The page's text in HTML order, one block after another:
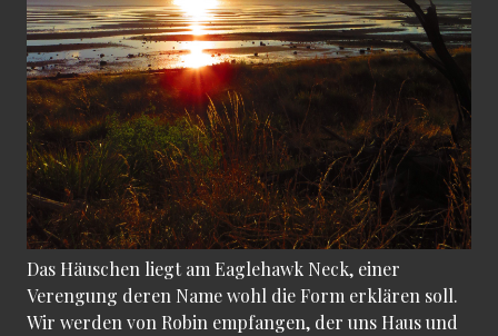
Das Häuschen liegt am Eaglehawk Neck, einer
Verengung deren Name wohl die Form erklären soll.
Wir werden von Robin empfangen, der uns Haus und